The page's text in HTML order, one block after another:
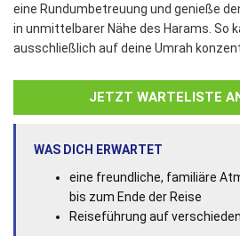
eine Rundumbetreuung und genieße
in unmittelbarer Nähe des Harams. So
ausschließlich auf deine Umrah
JETZT WARTELISTE
WAS DICH ERWARTET
eine freundliche, familiäre
bis zum Ende der Reise
Reiseführung auf